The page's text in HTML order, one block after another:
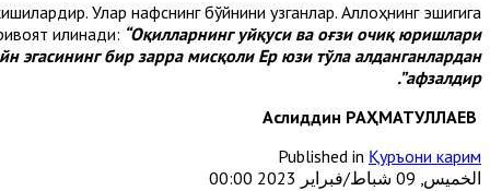
Улар нафснинг бўйнини узганлар. Аллоҳнинг эшигига
қилинади: “Оқилларнинг уйқуси ва оғзи очиқ юришлари
эгасининг бир зарра мисқоли Ер юзи тўла алданганлардан
афзалдир”.
Аслиддин РАҲМАТУЛЛАЕВ
Published in Қуръони карим
الخميس, 09 شباط/فبراير 2023 00:00